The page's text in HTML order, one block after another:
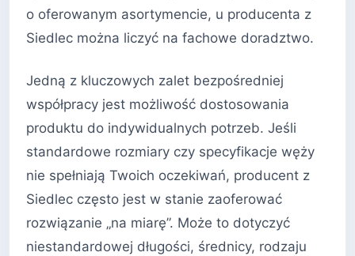
o oferowanym asortymencie, u producenta z
Siedlec można liczyć na fachowe doradztwo.
Jedną z kluczowych zalet bezpośredniej
współpracy jest możliwość dostosowania
produktu do indywidualnych potrzeb. Jeśli
standardowe rozmiary czy specyfikacje węży
nie spełniają Twoich oczekiwań, producent z
Siedlec często jest w stanie zaoferować
rozwiązanie „na miarę”. Może to dotyczyć
niestandardowej długości, średnicy, rodzaju